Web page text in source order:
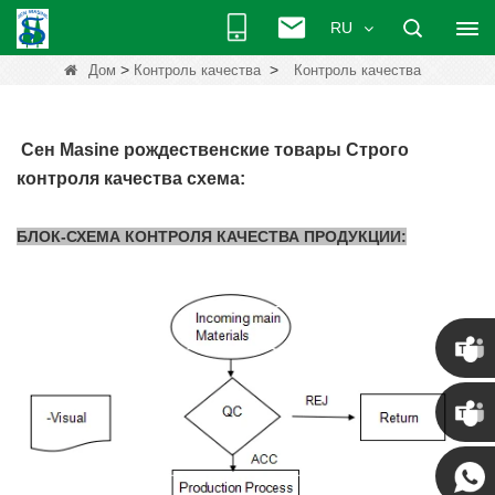
RU
Дом > Контроль качества> Контроль качества
Сен Masine рождественские товары Строго
контроля качества схема:
БЛОК-СХЕМА КОНТРОЛЯ КАЧЕСТВА ПРОДУКЦИИ:
Крис
Кенни